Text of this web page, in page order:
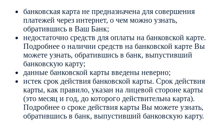
банковская карта не предназначена для совершения
платежей через интернет, о чем можно узнать,
обратившись в Ваш Банк;
недостаточно средств для оплаты на банковской карте.
Подробнее о наличии средств на банковской карте Вы
можете узнать, обратившись в банк, выпустивший
банковскую карту;
данные банковской карты введены неверно;
истек срок действия банковской карты. Срок действия
карты, как правило, указан на лицевой стороне карты
(это месяц и год, до которого действительна карта).
Подробнее о сроке действия карты Вы можете узнать,
обратившись в банк, выпустивший банковскую карту.